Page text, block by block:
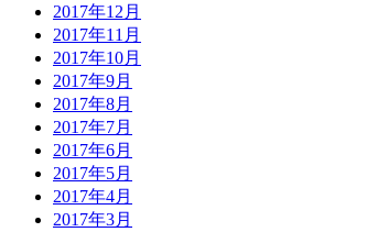
2017年12月
2017年11月
2017年10月
2017年9月
2017年8月
2017年7月
2017年6月
2017年5月
2017年4月
2017年3月